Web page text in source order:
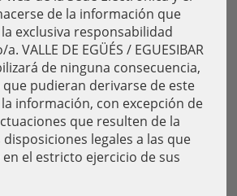
de la información que
exclusiva responsabilidad
VALLE DE EGÜÉS / EGUESIBAR
de ninguna consecuencia,
pudieran derivarse de este
información, con excepción de
que resulten de la
legales a las que
el estricto ejercicio de sus